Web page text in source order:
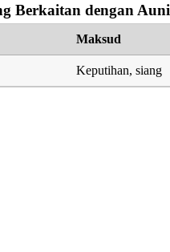
Berkaitan dengan Auni
Maksud
Keputihan, siang